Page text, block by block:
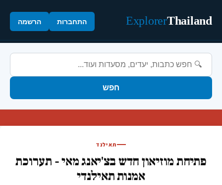
Thailand
Explorer התחברות הרשמה
חפש
תאילנד
פתיחת מוזיאון חדש בצ'יאנג מאי - תערוכת
אמנות תאילנדי